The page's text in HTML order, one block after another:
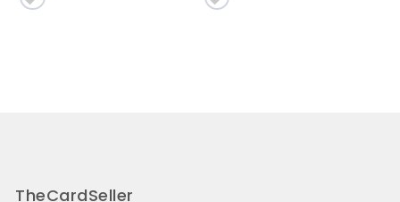
TheCardSeller